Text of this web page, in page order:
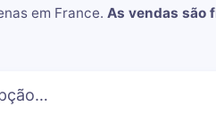
em France. As vendas são